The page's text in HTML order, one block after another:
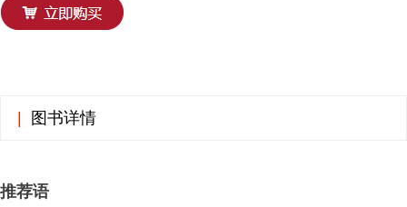
推荐语
图书详情